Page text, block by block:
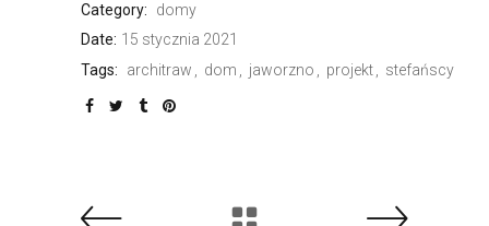
Category:
domy
Date: 15 stycznia 2021
Tags:
architraw dom jaworzno projekt stefańscy